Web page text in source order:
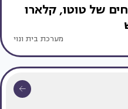
של טוטו, קלארו
מערכת בית ונוי